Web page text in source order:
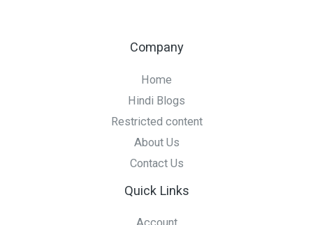
Company
Home
Hindi Blogs
Restricted content
About Us
Contact Us
Quick Links